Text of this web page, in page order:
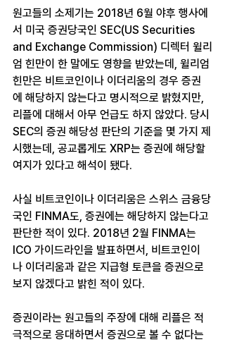
원고들의 소제기는 2018년 6월 야후 행사에
서 미국 증권당국인 SEC(US Securities
and Exchange Commission) 디렉터 윌리
엄 힌만이 한 말에도 영향을 받았는데, 윌리엄
힌만은 비트코인이나 이더리움의 경우 증권
에 해당하지 않는다고 명시적으로 밝혔지만,
리플에 대해서 아무 언급도 하지 않았다. 당시
SEC의 증권 해당성 판단의 기준을 몇 가지 제
시했는데, 공교롭게도 XRP는 증권에 해당할
여지가 있다고 해석이 됐다.
사실 비트코인이나 이더리움은 스위스 금융당
국인 FINMA도, 증권에는 해당하지 않는다고
판단한 적이 있다. 2018년 2월 FINMA는
ICO 가이드라인을 발표하면서, 비트코인이
나 이더리움과 같은 지급형 토큰을 증권으로
보지 않겠다고 밝힌 적이 있다.
증권이라는 원고들의 주장에 대해 리플은 적
극적으로 응대하면서 증권으로 볼 수 없다는